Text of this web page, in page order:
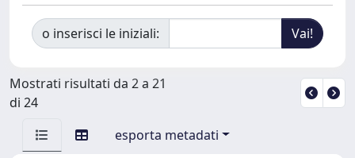
o inserisci le iniziali:
Mostrati risultati da 2 a 21
di 24
esporta metadati